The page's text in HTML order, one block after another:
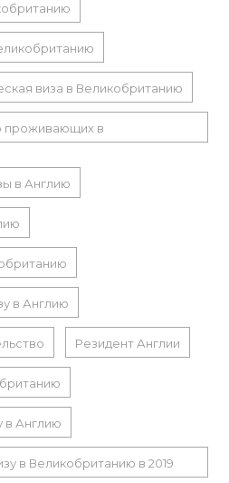
виза в Великобританию
проживающих в
в Англию
в Англию
Резидент Англии
в Англию
в Великобританию в 2019